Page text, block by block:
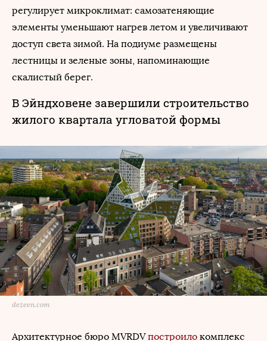
регулирует микроклимат: самозатеняющие
элементы уменьшают нагрев летом и увеличивают
доступ света зимой. На подиуме размещены
лестницы и зеленые зоны, напоминающие
скалистый берег.
В Эйндховене завершили строительство
жилого квартала угловатой формы
dezeen.com
Архитектурное бюро MVRDVпостроило комплекс